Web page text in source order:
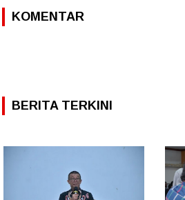
KOMENTAR
BERITA TERKINI